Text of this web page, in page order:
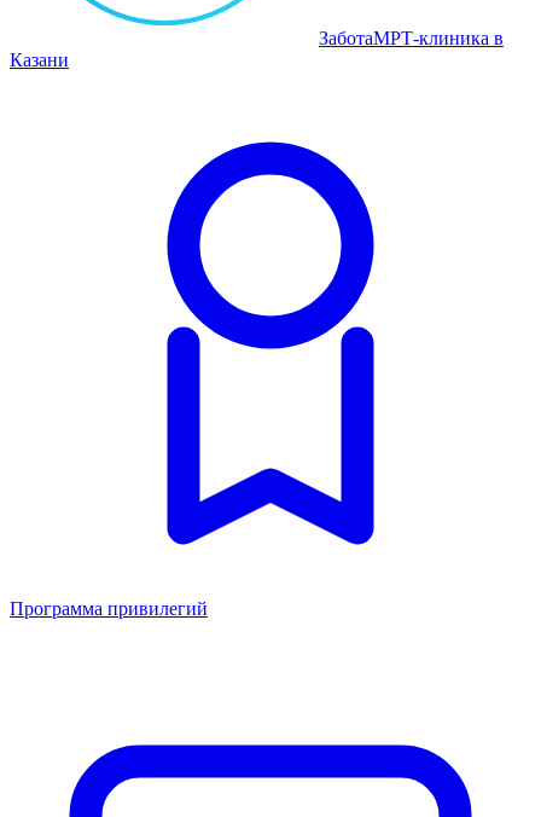
ЗаботаМРТ‑клиника в
Казани
Программа привилегий